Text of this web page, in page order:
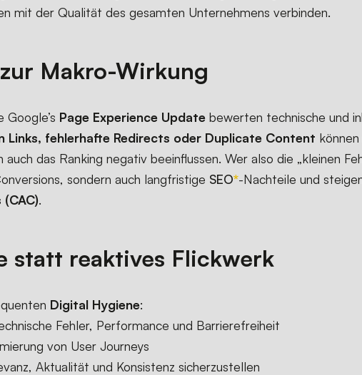
mit der Qualität des gesamten Unternehmens verbinden.
Makro-Wirkung
Google’s Page Experience Update bewerten technische und
Links, fehlerhafte Redirects oder Duplicate Content
das Ranking negativ beeinflussen. Wer also die „kleinen
sondern auch langfristige SEO -Nachteile und
.
statt reaktives Flickwerk
Digital Hygiene:
Fehler, Performance und Barrierefreiheit
von User Journeys
Aktualität und Konsistenz sicherzustellen